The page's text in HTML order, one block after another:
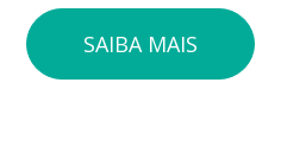
SAIBA MAIS